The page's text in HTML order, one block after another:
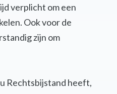
verplicht om een
Ook voor de
zijn om
Rechtsbijstand heeft,